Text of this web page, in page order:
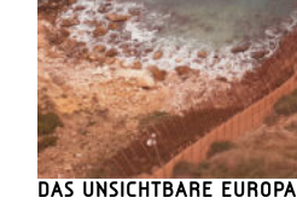
DAS UNSICHTBARE EUROPA